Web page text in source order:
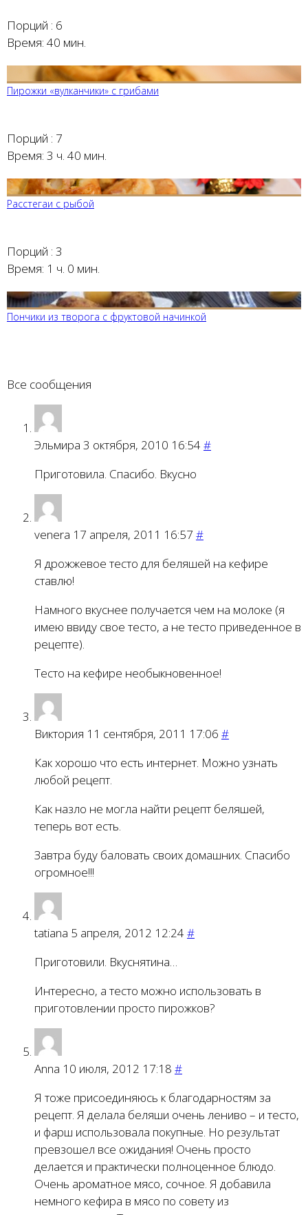
Порций : 6
Время: 40 мин.
Пирожки «вулканчики» с грибами
Порций : 7
Время: 3 ч. 40 мин.
Расстегаи с рыбой
Порций : 3
Время: 1 ч. 0 мин.
Пончики из творога с фруктовой начинкой
Все сообщения
Эльмира 3 октября, 2010 16:54 #
Приготовила. Спасибо. Вкусно
venera 17 апреля, 2011 16:57 #
Я дрожжевое тесто для беляшей на кефире
ставлю!
Намного вкуснее получается чем на молоке (я
имею ввиду свое тесто, а не тесто приведенное в
рецепте).
Тесто на кефире необыкновенное!
Виктория 11 сентября, 2011 17:06 #
Как хорошо что есть интернет. Можно узнать
любой рецепт.
Как назло не могла найти рецепт беляшей,
теперь вот есть.
Завтра буду баловать своих домашних. Спасибо
огромное!!!
tatiana 5 апреля, 2012 12:24 #
Приготовили. Вкуснятина…
Интересно, а тесто можно использовать в
приготовлении просто пирожков?
Anna 10 июля, 2012 17:18 #
Я тоже присоединяюсь к благодарностям за
рецепт. Я делала беляши очень лениво – и тесто,
и фарш использовала покупные. Но результат
превзошел все ожидания! Очень просто
делается и практически полноценное блюдо.
Очень ароматное мясо, сочное. Я добавила
немного кефира в мясо по совету из